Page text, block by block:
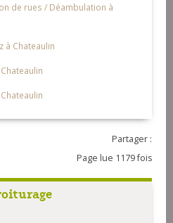
de rues / Déambulation à
à Chateaulin
Partager :
Page lue 1179 fois